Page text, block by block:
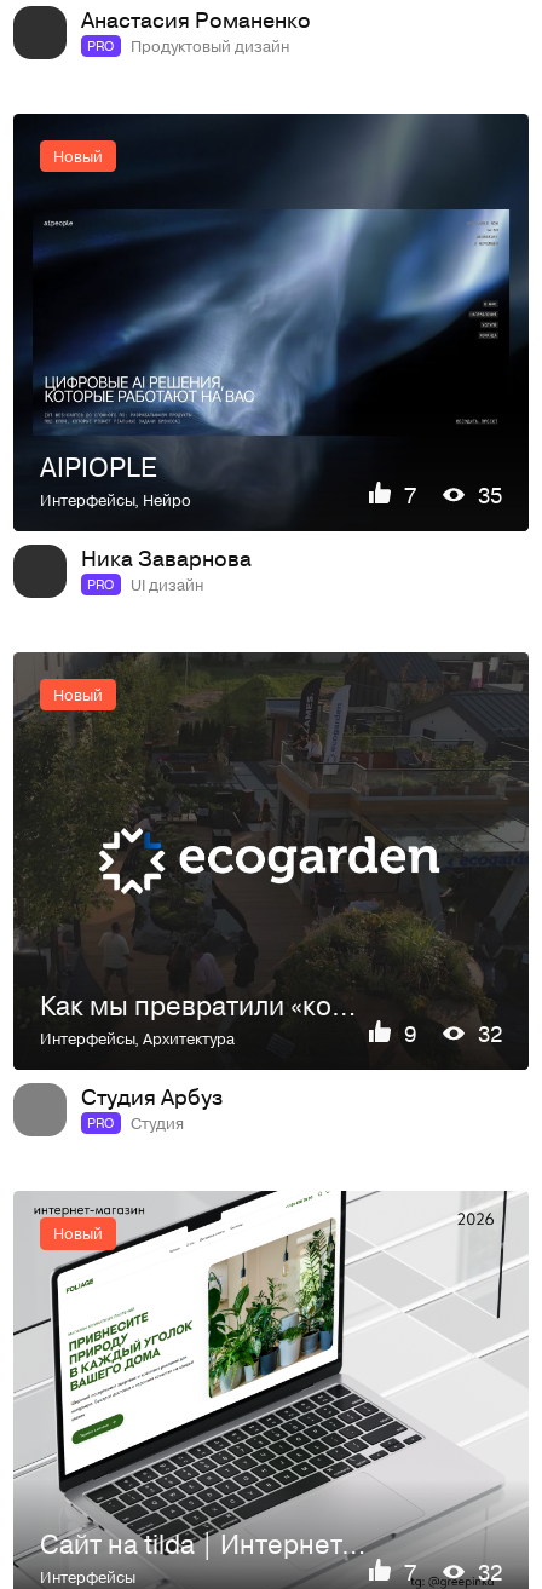
Анастасия Романенко
PRO Продуктовый дизайн
Новый
AIPIOPLE
Интерфейсы, Нейро 7 35
Ника Заварнова
PRO UI дизайн
Новый
Как мы превратили «компанию по посадке деревьев» в статусное бюро
Интерфейсы,Архитектура 9 32
Студия Арбуз
PRO Студия
Новый
Сайт на tilda | Интернет-магазин | Дизайн сайта | Web Desing
Интерфейсы 7 32